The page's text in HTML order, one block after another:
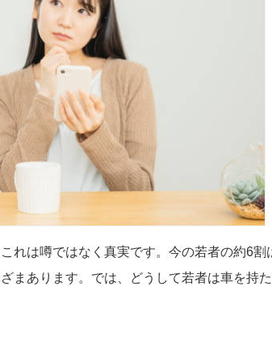
れは噂ではなく真実です。今の若者の約6割
まあります。では、どうして若者は車を持